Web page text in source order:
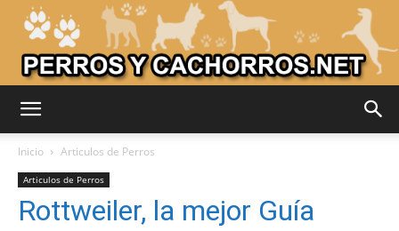
Perros
Inicio Articulos de Perros
Articulos de Perros
Rottweiler, la mejor Guía